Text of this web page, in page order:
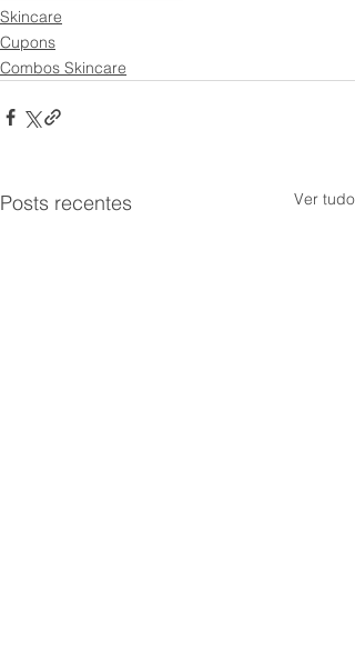
Skincare
Cupons
Combos Skincare
Posts recentes Ver tudo